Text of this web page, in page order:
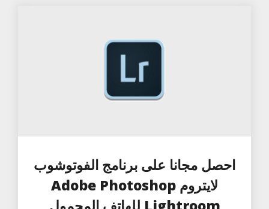
احصل مجانا على برنامج الفوتوشوب
لايتروم Adobe Photoshop